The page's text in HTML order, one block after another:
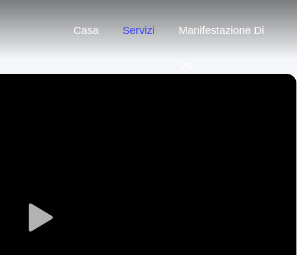
Casa Servizi Manifestazione Di
Play